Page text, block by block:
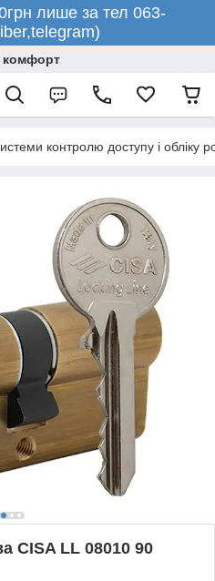
лише за тел 063-
комфорт
контролю доступу і обліку
CISA LL 08010 90